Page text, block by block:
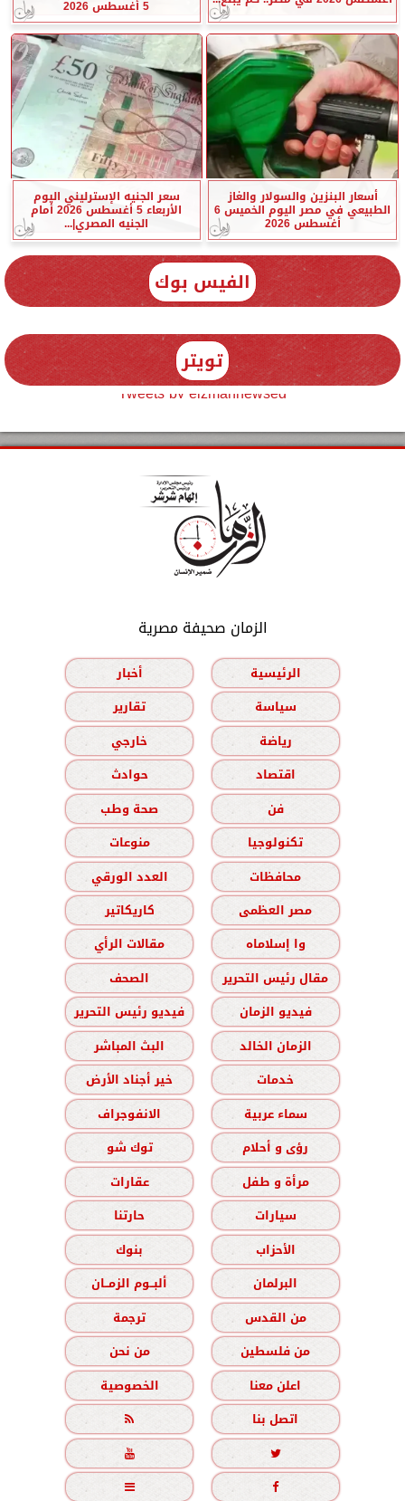
5 أغسطس 2026
أسعار البنزين والسولار والغاز
الطبيعي في مصر اليوم الخميس 6
أغسطس 2026
سعر الجنيه الإسترليني اليوم
الأربعاء 5 أغسطس 2026 أمام
الجنيه المصري|...
الفيس بوك
تويتر
Tweets by elzmannewseg
الزمان صحيفة مصرية
الرئيسية
أخبار
سياسة
تقارير
رياضة
خارجي
اقتصاد
حوادث
فن
صحة وطب
تكنولوجيا
منوعات
محافظات
العدد الورقي
مصر العظمى
كاريكاتير
وا إسلاماه
مقالات الرأي
مقال رئيس التحرير
الصحف
فيديو الزمان
فيديو رئيس التحرير
الزمان الخالد
البث المباشر
خدمات
خير أجناد الأرض
سماء عربية
الانفوجراف
رؤى و أحلام
توك شو
مرأة و طفل
عقارات
سيارات
حارتنا
الأحزاب
بنوك
البرلمان
ألبــوم الزمــان
من القدس
ترجمة
من فلسطين
من نحن
اعلن معنا
الخصوصية
اتصل بنا




